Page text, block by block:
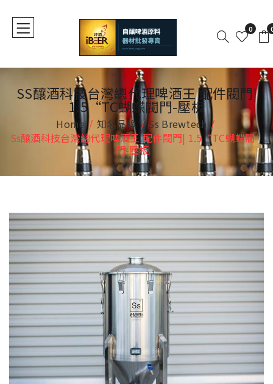
0
SS釀酒科技台灣總代理啤酒王 配件閥門|
1.5“TC蝴蝶閥門-壓板
Home 知名品牌
Ss Brewtech
Ss釀酒科技台灣總代理啤酒王 配件閥門| 1.5“TC蝴蝶閥
門-壓板